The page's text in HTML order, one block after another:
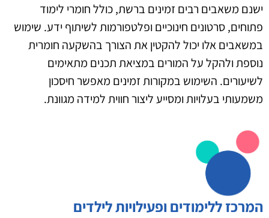
ישנם משאבים רבים זמינים ברשת, כולל חומרי לימוד
פתוחים, סרטונים חינוכיים ופלטפורמות לשיתוף ידע. שימוש
במשאבים אלו יכול להקטין את הצורך בהשקעה חומרית
נוספת ולהקל על המורים במציאת תכנים מתאימים
לשיעורים. השימוש במקורות זמינים מאפשר חיסכון
משמעותי בעלויות ומסייע ליצור חווית למידה מגוונת.
המרכז ללימודים ופעילויות לילדים